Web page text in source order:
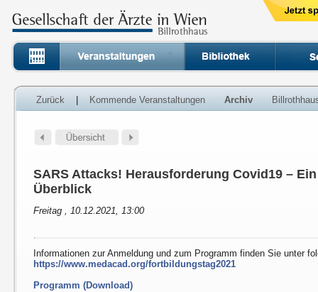
Zurück Kommende Veranstaltungen Archiv
SARS Attacks! Herausforderung Covid19 –
Überblick
Freitag , 10.12.2021, 13:00
Informationen zur Anmeldung und zum Programm finden Sie unter
https://www.medacad.org/fortbildungstag2021
Programm (Download)